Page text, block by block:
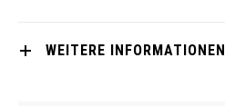
WEITERE INFORMATIONEN